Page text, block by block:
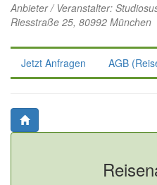
Anbieter / Veranstalter:
Riesstraße 25, 80992 München
Jetzt Anfragen AGB